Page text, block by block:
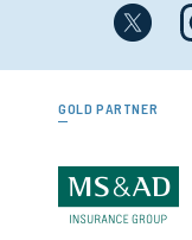
GOLD PARTNER